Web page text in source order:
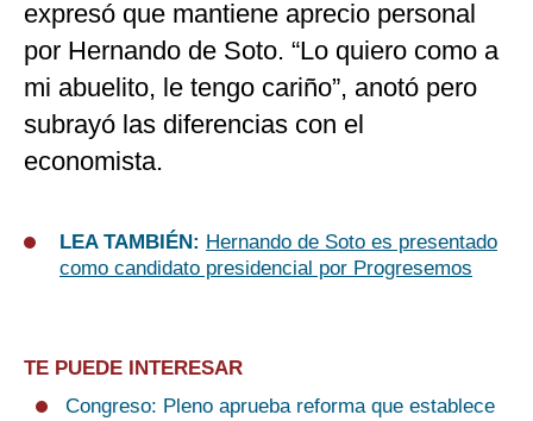
expresó que mantiene aprecio personal
por Hernando de Soto. “Lo quiero como a
mi abuelito, le tengo cariño”, anotó pero
subrayó las diferencias con el
economista.
LEA TAMBIÉN: Hernando de Soto es presentado
como candidato presidencial por Progresemos
TE PUEDE INTERESAR
Congreso: Pleno aprueba reforma que establece